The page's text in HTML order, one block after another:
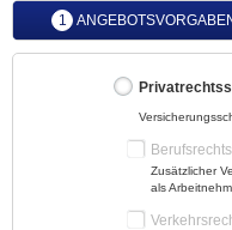
1
Zusätzlicher
als